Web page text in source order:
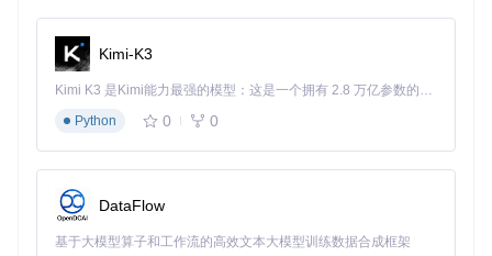
队列管理模块：
图3：浏览器扩展在视频页面显示"Download with VidBee"按
Kimi-K3
Kimi K3 是Kimi能力最强的模型：这是一个拥有 2.8 万亿参数的混合专家（MoE）模型，具备原生视觉理解能力，并支持 100 万 token 的上下文窗口。
Python
0 0
DataFlow
基于大模型算子和工作流的高效文本大模型训练数据合成框架